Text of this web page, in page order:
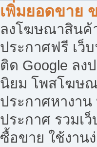
เพิ่มยอดขาย
ลงโฆษณาสิน
ประกาศฟรี เว็
ติด Google ลง
นิยม โพสโฆษ
ประกาศหางาน
ประกาศ รวมเ
ซื้อขาย ใช้งาน